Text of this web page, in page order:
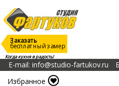
Когда кухня в радость!
Заказать
бесплатный замер
E-mail: info@studio-fartukov.ru
Избранное